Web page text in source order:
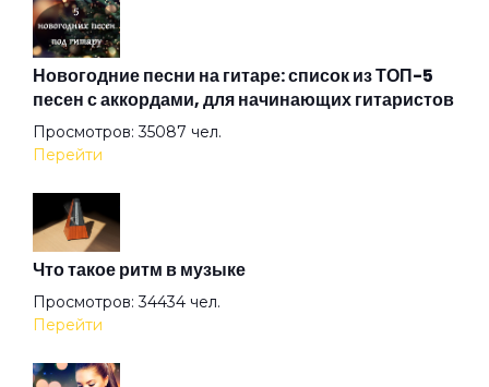
Дочь смотрителя маяка
Дядя Вася 2
Дядя Федя
За окном металась вьюга
Новогодние песни на гитаре: список из ТОП-5
песен с аккордами, для начинающих гитаристов
Просмотров: 35087 чел.
Перейти
Что такое ритм в музыке
Просмотров: 34434 чел.
Перейти